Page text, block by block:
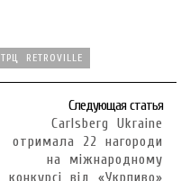
ТРЦ RETROVILLE
Следующая статья
Carlsberg Ukraine
отримала 22 нагороди
на міжнародному
конкурсі від «Укрпиво»